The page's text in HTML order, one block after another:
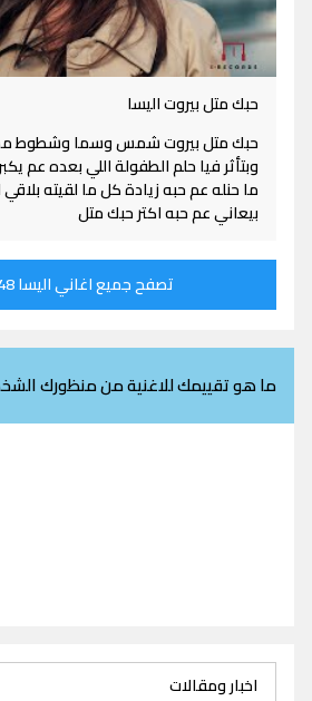
حبك متل بيروت اليسا
حبك متل بيروت شمس وسما وشطوط
وبتأثر فيا حلم الطفولة اللي بعده عم
ما حنله عم حبه زيادة كل ما لقيته
بيعاني عم حبه اكتر حبك متل
تصفح جميع اغاني اليسا 248 اغنية
ما هو تقييمك للاغنية من منظورك
اخبار ومقالات